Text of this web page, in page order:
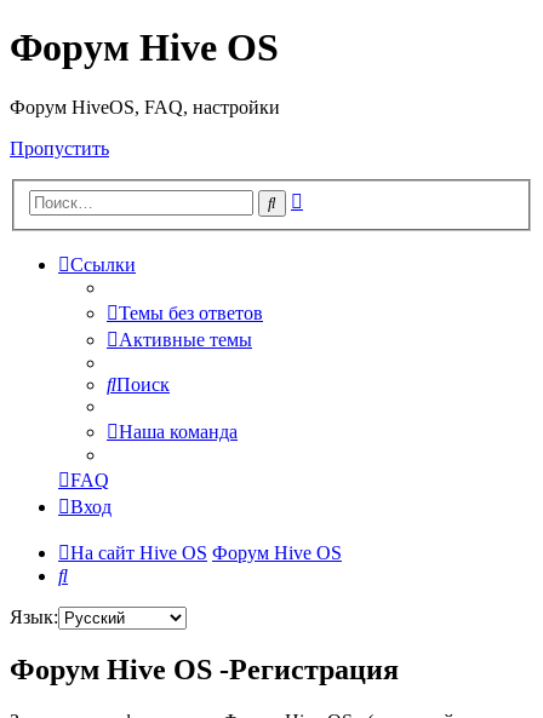
Форум Hive OS
Форум HiveOS, FAQ, настройки
Пропустить
Поиск
Ссылки
Темы без ответов
Активные темы
Поиск
Наша команда
FAQ
Вход
На сайт Hive OS Форум Hive OS
Поиск
Язык:
Форум Hive OS -Регистрация